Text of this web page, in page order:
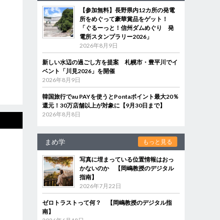
【参加無料】長野県内12カ所の発電
所をめぐって豪華賞品をゲット！
「ぐるーっと！信州ダムめぐり 発
電所スタンプラリー2026」
2026年8月9日
新しい水辺の過ごし方を提案 札幌市・豊平川でイ
ベント「川見2026」を開催
2026年8月9日
韓国旅行でau PAYを使うとPontaポイント最大20％
還元！30万店舗以上が対象に【9月30日まで】
2026年8月8日
まめ学 もっと見る
写真に埋まっている位置情報はおっ
かないのか 【岡嶋教授のデジタル
指南】
2026年7月22日
ゼロトラストって何？ 【岡嶋教授のデジタル指
南】